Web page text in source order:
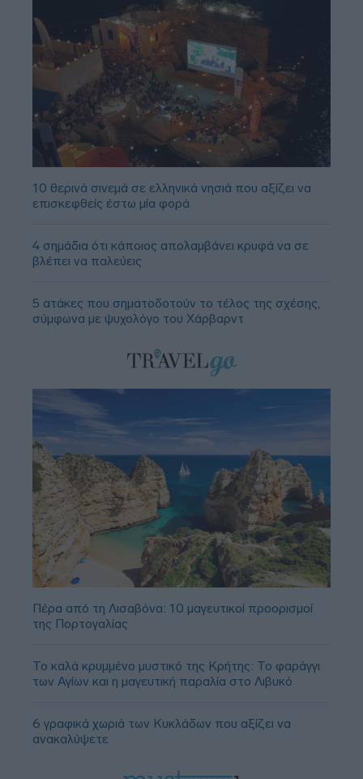
10 θερινά σινεμά σε ελληνικά νησιά που αξίζει να
επισκεφθείς έστω μία φορά
4 σημάδια ότι κάποιος απολαμβάνει κρυφά να σε
βλέπει να παλεύεις
5 ατάκες που σηματοδοτούν το τέλος της σχέσης,
σύμφωνα με ψυχολόγο του Χάρβαρντ
Πέρα από τη Λισαβόνα: 10 μαγευτικοί προορισμοί
της Πορτογαλίας
Το καλά κρυμμένο μυστικό της Κρήτης: Το φαράγγι
των Αγίων και η μαγευτική παραλία στο Λιβυκό
6 γραφικά χωριά των Κυκλάδων που αξίζει να
ανακαλύψετε